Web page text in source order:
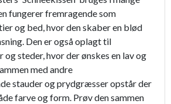
fungerer fremragende som
og bed, hvor den skaber en blød
Den er også oplagt til
og steder, hvor der ønskes en lav og
med andre
stauder og prydgræsser opstår der
farve og form. Prøv den sammen